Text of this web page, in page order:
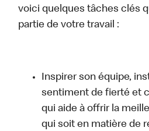
voici quelques tâches clés
partie de votre travail :
Inspirer son équipe,
sentiment de fierté et
qui aide à offrir la
qui soit en matière de